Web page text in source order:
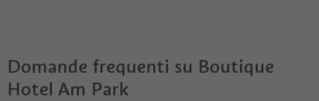
Domande frequenti su Boutique
Hotel Am Park